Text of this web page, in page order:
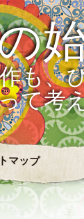
も、
て考
マップ